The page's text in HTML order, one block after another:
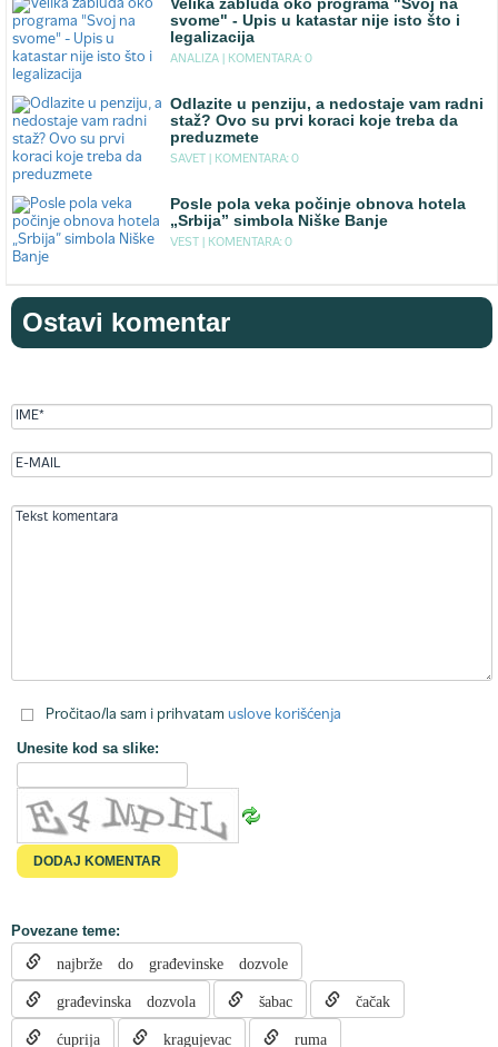
svome" - Upis u katastar nije isto što i
legalizacija
ANALIZA | KOMENTARA: 0
Odlazite u penziju, a nedostaje vam radni
staž? Ovo su prvi koraci koje treba da
preduzmete
SAVET | KOMENTARA: 0
Posle pola veka počinje obnova hotela
„Srbija” simbola Niške Banje
VEST | KOMENTARA: 0
Ostavi komentar
Pročitao/la sam i prihvatam uslove korišćenja
Unesite kod sa slike:
Povezane teme:
najbrže do građevinske dozvole
građevinska dozvola šabac čačak
ćuprija kragujevac ruma